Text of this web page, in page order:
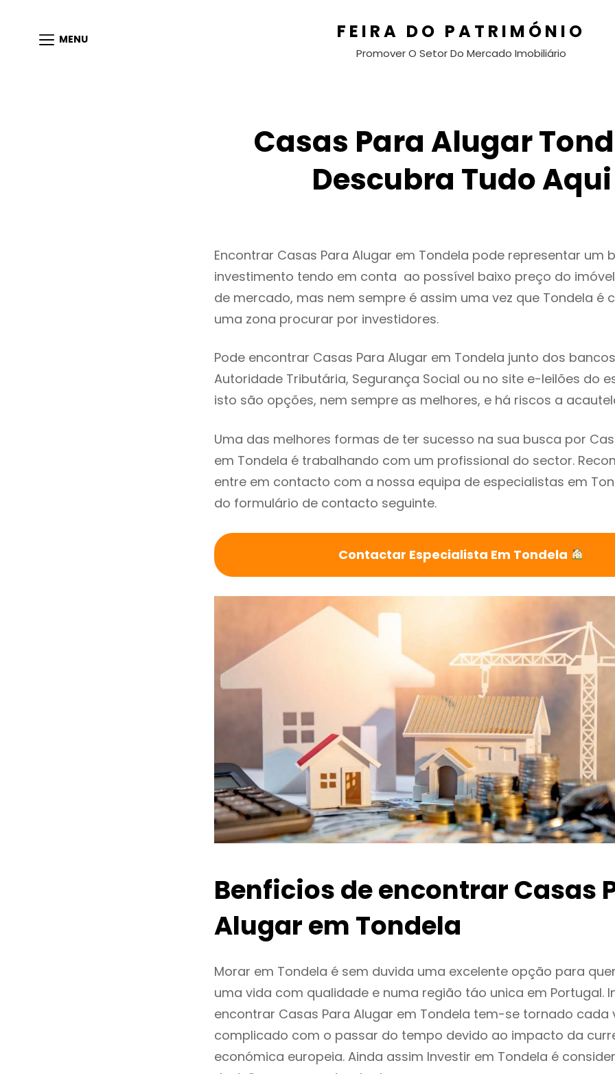
MENU FEIRA DO PATRIMÓNIO
Promover O Setor Do Mercado Imobiliário
Casas Para Alugar
Descubra Tudo Aqui
Encontrar Casas Para Alugar em Tondela pode representar um
investimento tendo em conta ao possível baixo preço do
de mercado, mas nem sempre é assim uma vez que Tondela é
uma zona procurar por investidores.
Pode encontrar Casas Para Alugar em Tondela junto dos
Autoridade Tributária, Segurança Social ou no site e-leilões do
isto são opções, nem sempre as melhores, e há riscos a
Uma das melhores formas de ter sucesso na sua busca por
em Tondela é trabalhando com um profissional do sector.
entre em contacto com a nossa equipa de especialistas em
do formulário de contacto seguinte.
Contactar Especialista Em Tondela
Benficios de encontrar Casas
Alugar em Tondela
Morar em Tondela é sem duvida uma excelente opção para
uma vida com qualidade e numa região táo unica em Portugal.
encontrar Casas Para Alugar em Tondela tem-se tornado cada
complicado com o passar do tempo devido ao impacto da
económica europeia. Ainda assim Investir em Tondela é